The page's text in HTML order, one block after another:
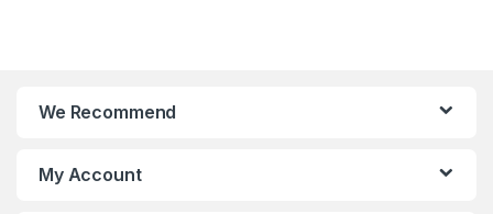
We Recommend
My Account